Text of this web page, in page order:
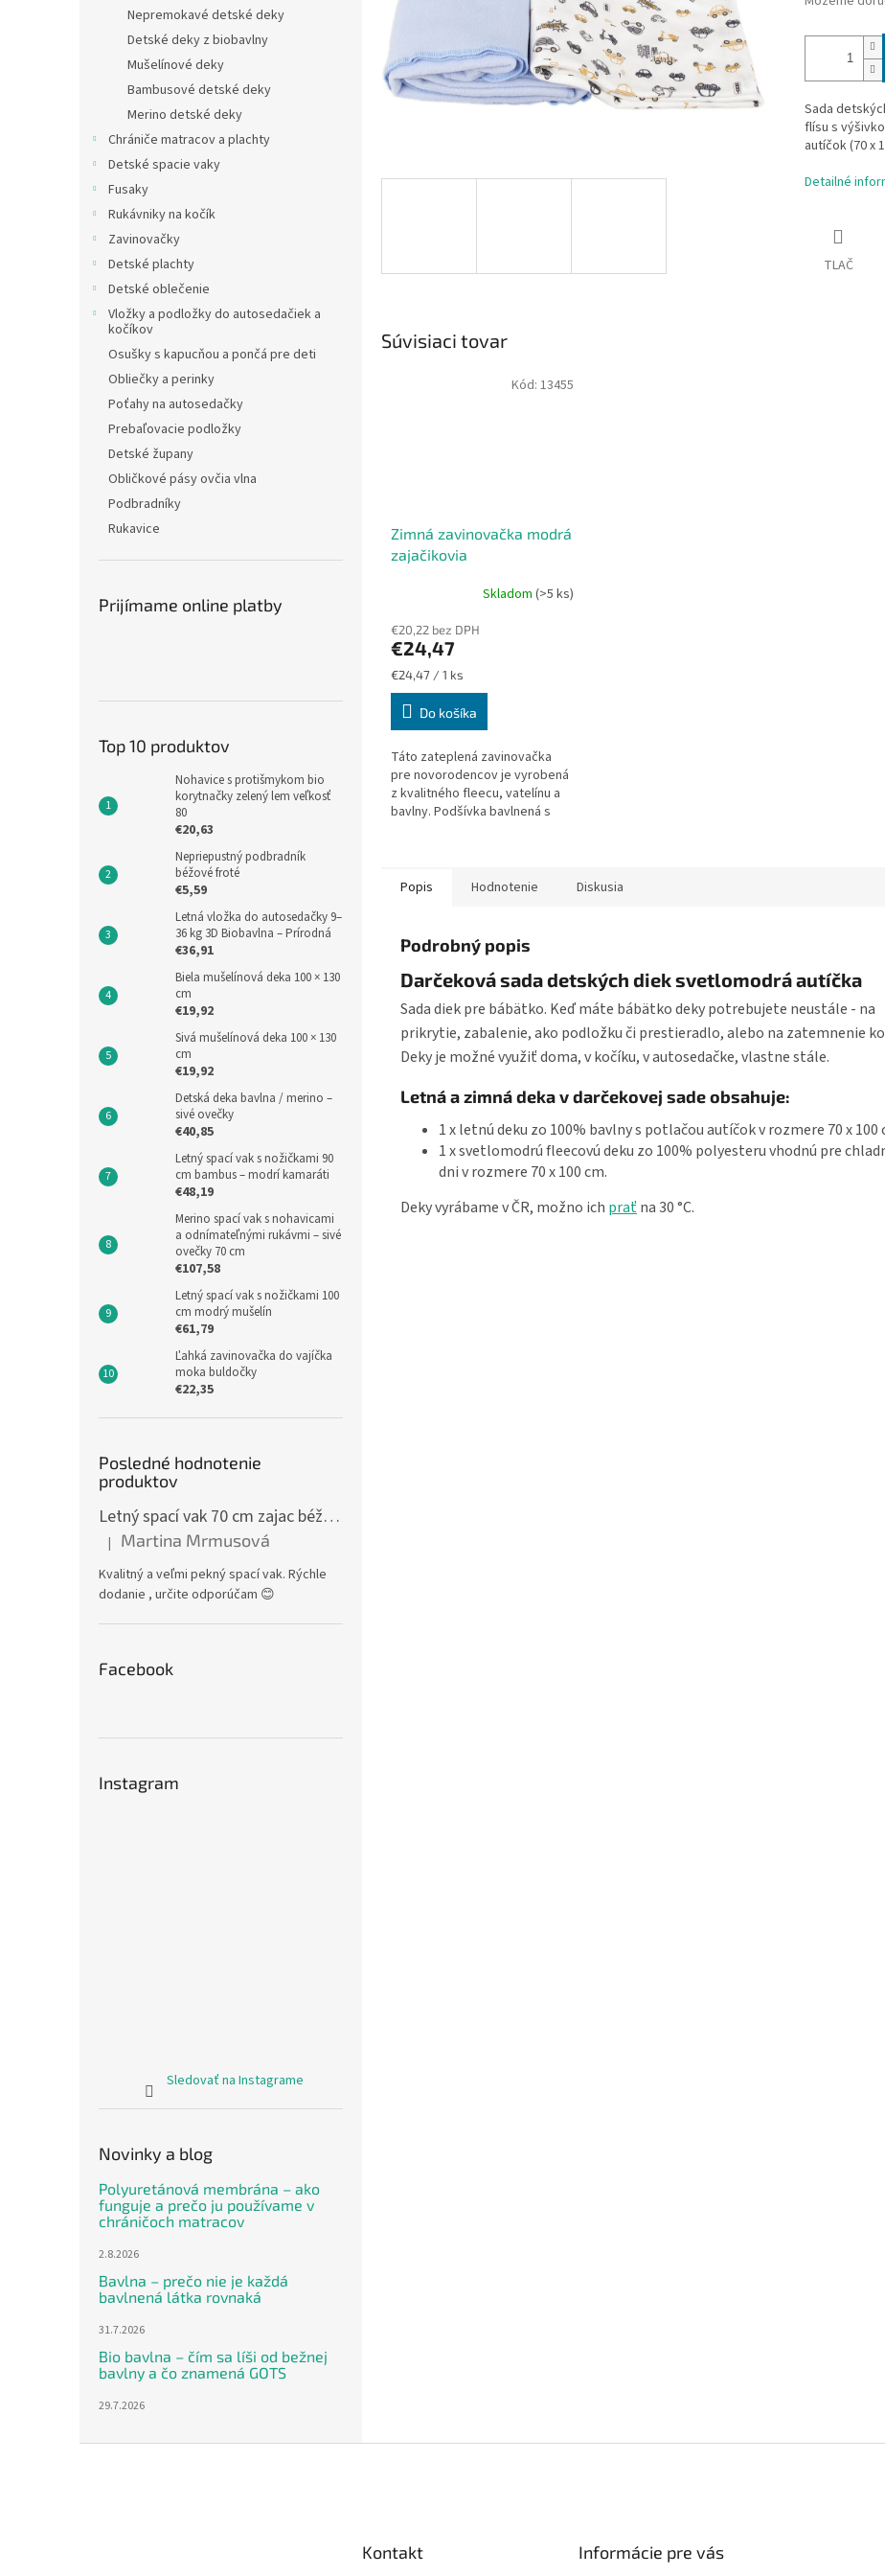
Nepremokavé detské deky
Detské deky z biobavlny
Mušelínové deky
Bambusové detské deky
Merino detské deky
Chrániče matracov a plachty
Detské spacie vaky
Fusaky
Rukávniky na kočík
Zavinovačky
Detské plachty
Detské oblečenie
Vložky a podložky do autosedačiek a
kočíkov
Osušky s kapucňou a pončá pre deti
Obliečky a perinky
Poťahy na autosedačky
Prebaľovacie podložky
Detské župany
Obličkové pásy ovčia vlna
Podbradníky
Rukavice
Prijímame online platby
Top 10 produktov
Nohavice s protišmykom bio
korytnačky zelený lem veľkosť
80
€20,63
Nepriepustný podbradník
béžové froté
€5,59
Letná vložka do autosedačky 9–
36 kg 3D Biobavlna – Prírodná
€36,91
Biela mušelínová deka 100 × 130
cm
€19,92
Sivá mušelínová deka 100 × 130
cm
€19,92
Detská deka bavlna / merino –
sivé ovečky
€40,85
Letný spací vak s nožičkami 90
cm bambus – modrí kamaráti
€48,19
Merino spací vak s nohavicami
a odnímateľnými rukávmi – sivé
ovečky 70 cm
€107,58
Letný spací vak s nožičkami 100
cm modrý mušelín
€61,79
Ľahká zavinovačka do vajíčka
moka buldočky
€22,35
Posledné hodnotenie
produktov
Letný spací vak 70 cm zajac béžový zips na boku
Hodnotenie produktu je 5 z 5 hviezdičiek.
| Martina Mrmusová
Kvalitný a veľmi pekný spací vak. Rýchle
dodanie , určite odporúčam 😊
Facebook
Instagram
Sledovať na Instagrame
Novinky a blog
Polyuretánová membrána – ako
funguje a prečo ju používame v
chráničoch matracov
2.8.2026
Bavlna – prečo nie je každá
bavlnená látka rovnaká
31.7.2026
Bio bavlna – čím sa líši od bežnej
bavlny a čo znamená GOTS
29.7.2026
Sada
flísu s
autíčok (70 x
Detailné
TLAČ
Súvisiaci tovar
Zimná zavinovačka modrá
zajačikovia
Skladom (>5 ks)
€20,22 bez DPH
€24,47
Jednotková
cena:
€24,47 / 1 ks
Do košíka
Táto zateplená zavinovačka
pre novorodencov je vyrobená
z kvalitného fleecu, vatelínu a
bavlny. Podšívka bavlnená s
Kód: 13455
Popis Hodnotenie Diskusia
Podrobný popis
Darčeková sada detských diek svetlomodrá autíčka
Sada diek pre bábätko. Keď máte bábätko deky potrebujete neustále - na
prikrytie, zabalenie, ako podložku či prestieradlo, alebo na zatemnenie
Deky je možné využiť doma, v kočíku, v autosedačke, vlastne stále.
Letná a zimná deka v darčekovej sade obsahuje:
1 x letnú deku zo 100% bavlny s potlačou autíčok v rozmere 70 x 100
1 x svetlomodrú fleecovú deku zo 100% polyesteru vhodnú pre
dni v rozmere 70 x 100 cm.
Deky vyrábame v ČR, možno ich praťna 30 °C.
Kontakt Informácie pre vás